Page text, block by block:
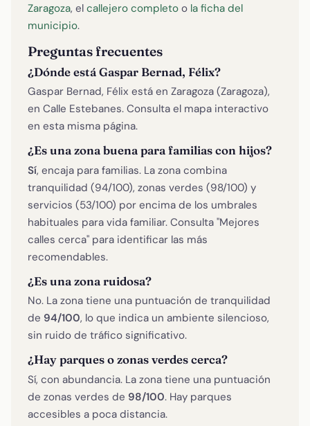
Zaragoza, el callejero completo o la ficha del
municipio.
Preguntas frecuentes
¿Dónde está Gaspar Bernad, Félix?
Gaspar Bernad, Félix está en Zaragoza (Zaragoza),
en Calle Estebanes. Consulta el mapa interactivo
en esta misma página.
¿Es una zona buena para familias con hijos?
Sí, encaja para familias. La zona combina
tranquilidad (94/100), zonas verdes (98/100) y
servicios (53/100) por encima de los umbrales
habituales para vida familiar. Consulta "Mejores
calles cerca" para identificar las más
recomendables.
¿Es una zona ruidosa?
No. La zona tiene una puntuación de tranquilidad
de 94/100, lo que indica un ambiente silencioso,
sin ruido de tráfico significativo.
¿Hay parques o zonas verdes cerca?
Sí, con abundancia. La zona tiene una puntuación
de zonas verdes de 98/100. Hay parques
accesibles a poca distancia.